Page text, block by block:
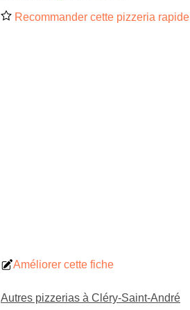
Recommander cette pizzeria rapide
Améliorer cette fiche
Autres pizzerias à Cléry-Saint-André